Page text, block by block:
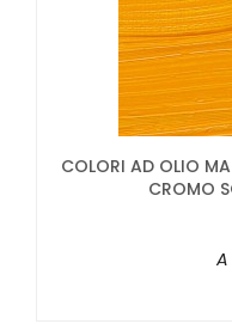
COLORI AD OLIO
CROMO